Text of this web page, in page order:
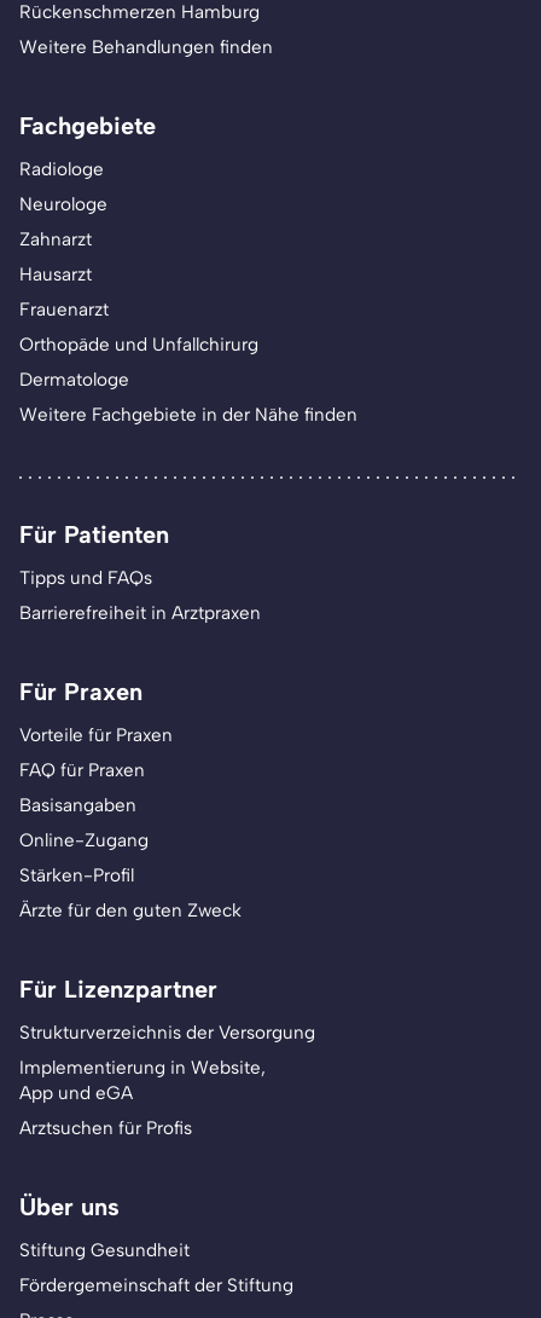
Rückenschmerzen Hamburg
Weitere Behandlungen finden
Fachgebiete
Radiologe
Neurologe
Zahnarzt
Hausarzt
Frauenarzt
Orthopäde und Unfallchirurg
Dermatologe
Weitere Fachgebiete in der Nähe finden
Für Patienten
Tipps und FAQs
Barrierefreiheit in Arztpraxen
Für Praxen
Vorteile für Praxen
FAQ für Praxen
Basisangaben
Online-Zugang
Stärken-Profil
Ärzte für den guten Zweck
Für Lizenzpartner
Strukturverzeichnis der Versorgung
Implementierung in Website,
App und eGA
Arztsuchen für Profis
Über uns
Stiftung Gesundheit
Fördergemeinschaft der Stiftung